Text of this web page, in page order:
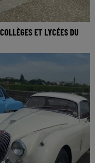
ET LYCÉES DU